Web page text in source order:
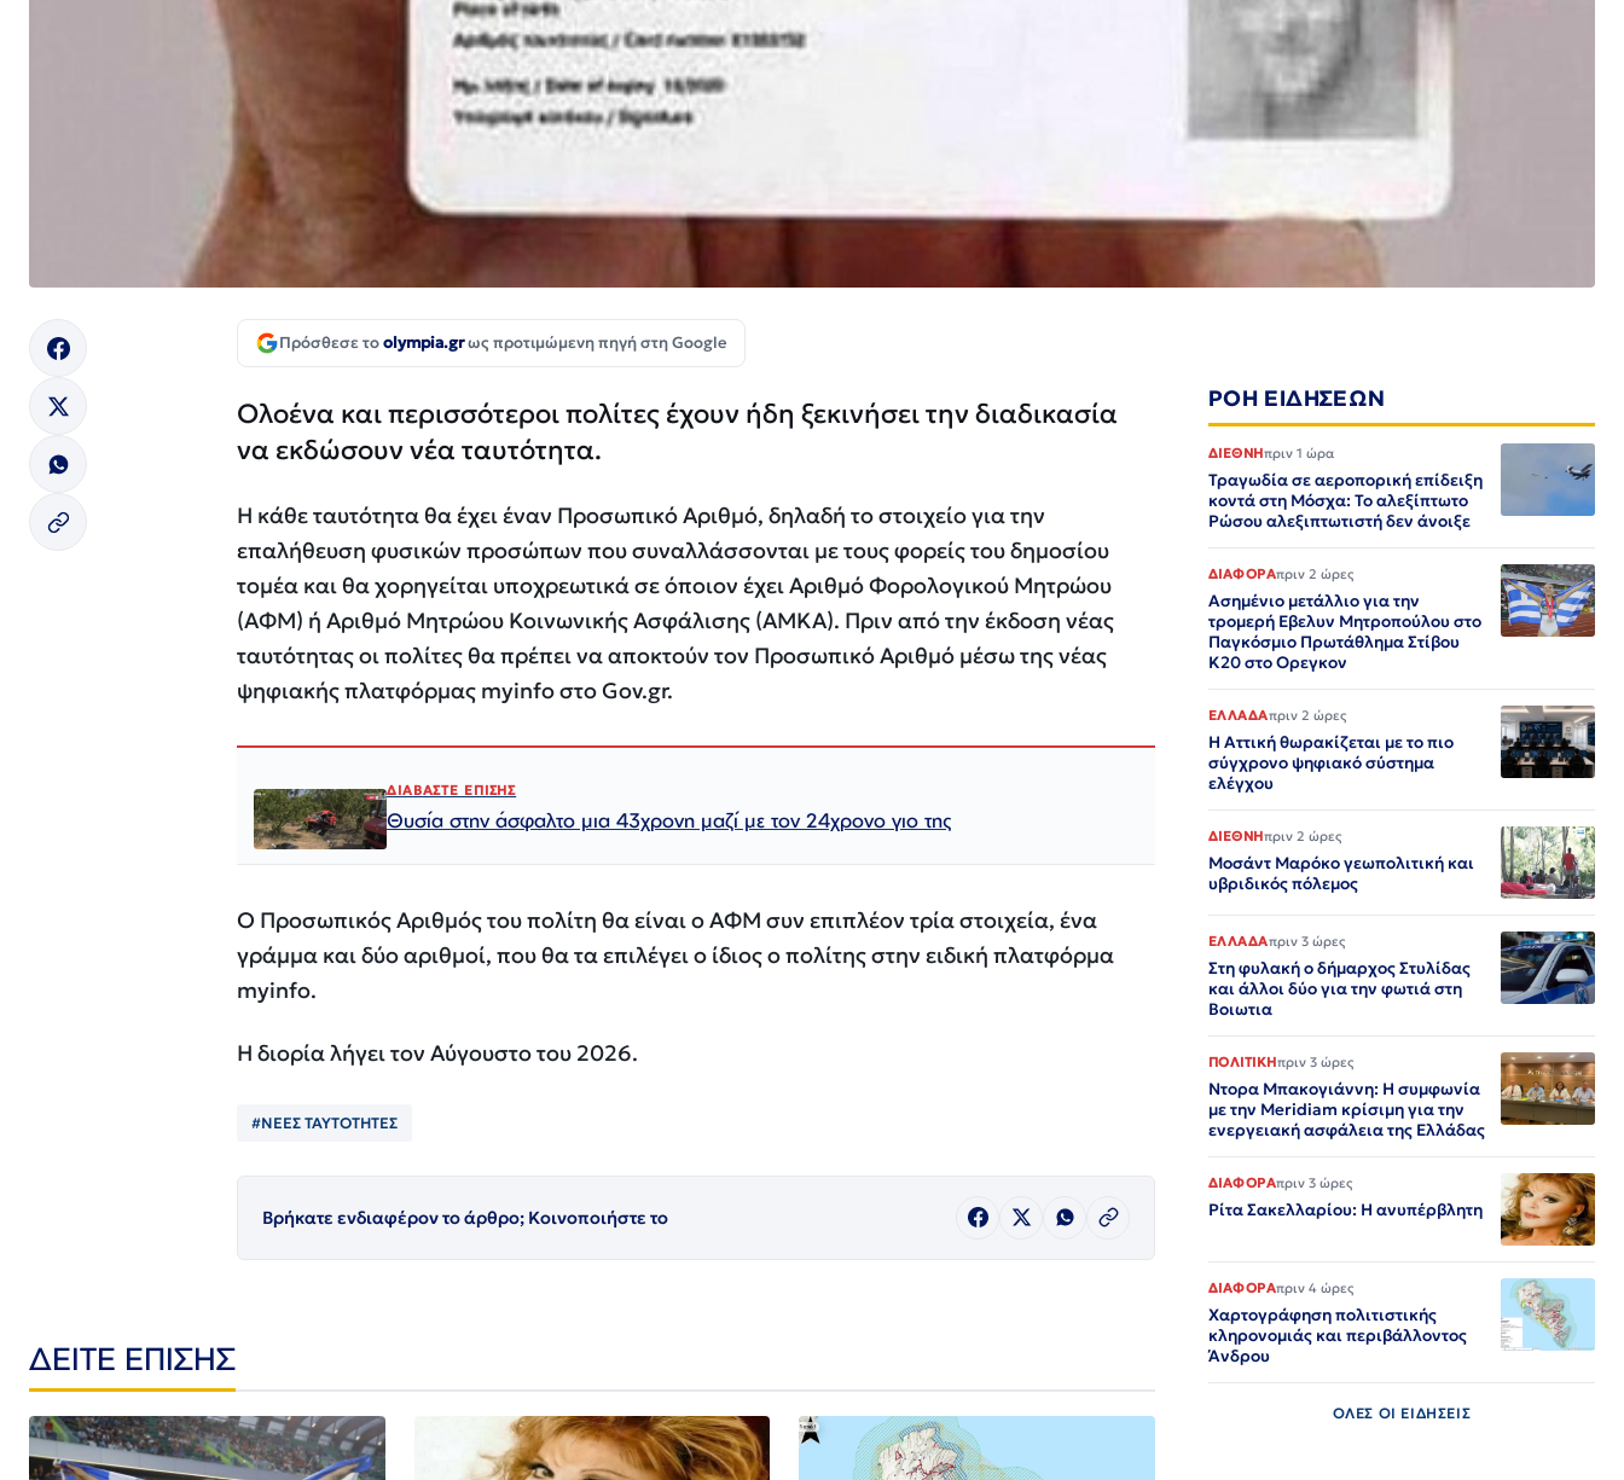
Πρόσθεσε τοolympia.grως προτιμώμενη πηγή στη Google
Ολοένα και περισσότεροι πολίτες έχουν ήδη ξεκινήσει την διαδικασία
να εκδώσουν νέα ταυτότητα.
Η κάθε ταυτότητα θα έχει έναν Προσωπικό Αριθμό, δηλαδή το στοιχείο για την
επαλήθευση φυσικών προσώπων που συναλλάσσονται με τους φορείς του δημοσίου
τομέα και θα χορηγείται υποχρεωτικά σε όποιον έχει Αριθμό Φορολογικού Μητρώου
(ΑΦΜ) ή Αριθμό Μητρώου Κοινωνικής Ασφάλισης (ΑΜΚΑ). Πριν από την έκδοση νέας
ταυτότητας οι πολίτες θα πρέπει να αποκτούν τον Προσωπικό Αριθμό μέσω της νέας
ψηφιακής πλατφόρμας myinfo στο Gov.gr.
ΔΙΑΒΑΣΤΕ ΕΠΙΣΗΣ
Θυσία στην άσφαλτο μια 43χρονη μαζί με τον 24χρονο γιο της
Ο Προσωπικός Αριθμός του πολίτη θα είναι ο ΑΦΜ συν επιπλέον τρία στοιχεία, ένα
γράμμα και δύο αριθμοί, που θα τα επιλέγει ο ίδιος ο πολίτης στην ειδική πλατφόρμα
myinfo.
Η διορία λήγει τον Αύγουστο του 2026.
#ΝΕΕΣ ΤΑΥΤΟΤΗΤΕΣ
Βρήκατε ενδιαφέρον το άρθρο; Κοινοποιήστε το
ΔΕΙΤΕ ΕΠΙΣΗΣ
ΡΟΗ ΕΙΔΗΣΕΩΝ
ΔΙΕΘΝΗπριν 1 ώρα
Τραγωδία σε αεροπορική επίδειξη
κοντά στη Μόσχα: Το αλεξίπτωτο
Ρώσου αλεξιπτωτιστή δεν άνοιξε
ΔΙΑΦΟΡΑπριν 2 ώρες
Ασημένιο μετάλλιο για την
τρομερή Εβελυν Μητροπούλου στο
Παγκόσμιο Πρωτάθλημα Στίβου
Κ20 στο Ορεγκον
ΕΛΛΑΔΑπριν 2 ώρες
Η Αττική θωρακίζεται με το πιο
σύγχρονο ψηφιακό σύστημα
ελέγχου
ΔΙΕΘΝΗπριν 2 ώρες
Μοσάντ Μαρόκο γεωπολιτική και
υβριδικός πόλεμος
ΕΛΛΑΔΑπριν 3 ώρες
Στη φυλακή ο δήμαρχος Στυλίδας
και άλλοι δύο για την φωτιά στη
Βοιωτια
ΠΟΛΙΤΙΚΗπριν 3 ώρες
Ντορα Μπακογιάννη: Η συμφωνία
με την Meridiam κρίσιμη για την
ενεργειακή ασφάλεια της Ελλάδας
ΔΙΑΦΟΡΑπριν 3 ώρες
Ρίτα Σακελλαρίου: Η ανυπέρβλητη
ΔΙΑΦΟΡΑπριν 4 ώρες
Χαρτογράφηση πολιτιστικής
κληρονομιάς και περιβάλλοντος
Άνδρου
ΟΛΕΣ ΟΙ ΕΙΔΗΣΕΙΣ